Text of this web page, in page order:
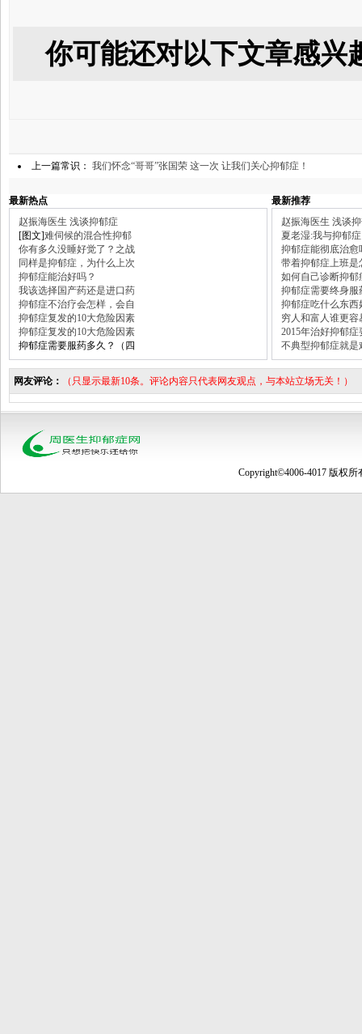
你可能还对以下文章感兴
上一篇常识： 我们怀念“哥哥”张国荣 这一次 让我们关心抑郁症！
最新热点
最新推荐
赵振海医生 浅谈抑郁症
[图文]难伺候的混合性抑郁
你有多久没睡好觉了？之战
同样是抑郁症，为什么上次
抑郁症能治好吗？
我该选择国产药还是进口药
抑郁症不治疗会怎样，会自
抑郁症复发的10大危险因素
抑郁症复发的10大危险因素
抑郁症需要服药多久？（四
赵振海医生 浅谈
夏老湿:我与抑郁症
抑郁症能彻底治愈
带着抑郁症上班是
如何自己诊断抑郁
抑郁症需要终身服
抑郁症吃什么东西
穷人和富人谁更容
2015年治好抑郁症
不典型抑郁症就是
网友评论： （只显示最新10条。评论内容只代表网友观点，与本站立场无关！）
Copyright©4006-4017 版权